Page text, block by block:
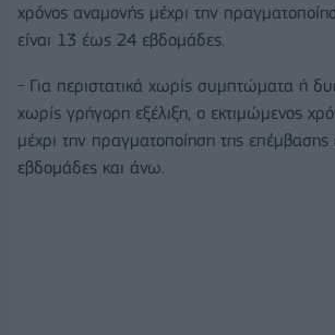
χρόνος αναμονής μέχρι την
είναι 13 έως 24 εβδομάδες.
- Για περιστατικά χωρίς συμπτώματα ή
χωρίς γρήγορη εξέλιξη, ο εκτιμώμενος
μέχρι την πραγματοποίηση της επέμβασης
εβδομάδες και άνω.